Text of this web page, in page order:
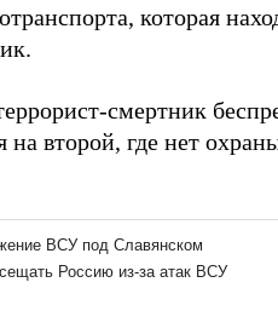
которая
смертник
второй, где нет